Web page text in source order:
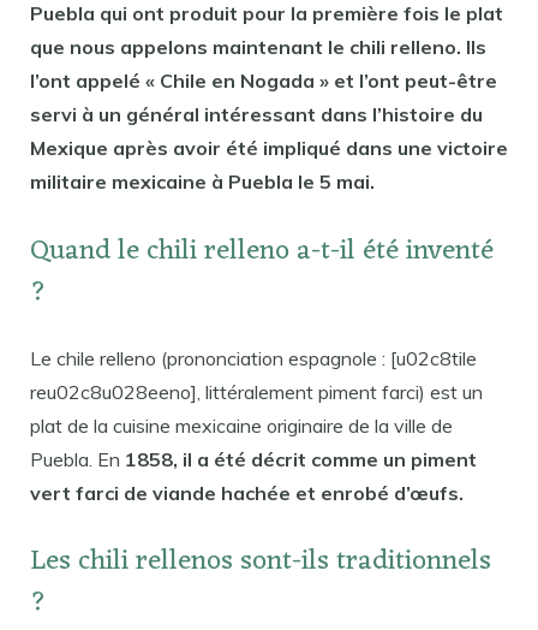
Puebla qui ont produit pour la première fois le plat
que nous appelons maintenant le chili relleno. Ils
l’ont appelé « Chile en Nogada » et l’ont peut-être
servi à un général intéressant dans l’histoire du
Mexique après avoir été impliqué dans une victoire
militaire mexicaine à Puebla le 5 mai.
Quand le chili relleno a-t-il été inventé
?
Le chile relleno (prononciation espagnole : [u02c8tile
reu02c8u028eeno], littéralement piment farci) est un
plat de la cuisine mexicaine originaire de la ville de
Puebla. En 1858, il a été décrit comme un piment
vert farci de viande hachée et enrobé d’œufs.
Les chili rellenos sont-ils traditionnels
?